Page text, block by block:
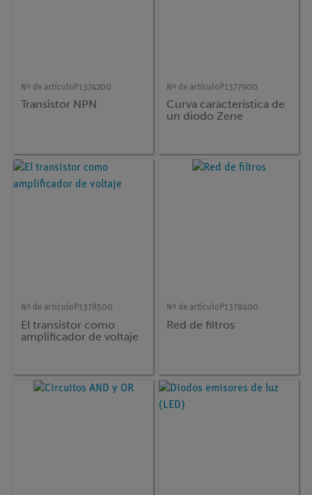
Nº de artículo P1374200
Transistor NPN
Nº de artículo P1377900
Curva característica de
un diodo Zene
Nº de artículo P1378500
El transistor como
amplificador de voltaje
Nº de artículo P1378400
Red de filtros